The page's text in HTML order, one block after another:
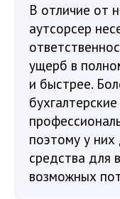
В отличие от
аутсорсер
ущерб в
и быстрее.
поэтому у них
средства для
возможных